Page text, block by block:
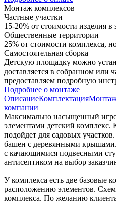
Монтаж комплексов
Частные участки
15-20% от стоимости изделия
Общественные территории
25% от стоимости комплекса,
Самостоятельная сборка
Детскую площадку можно
доставляется в собранном
предоставляем подробную
Подробнее о монтаже
ОписаниеКомплектация
компании
Максимально насыщенный
элементами детский
подойдет для садовых
башен с деревянными
с качающимися подвесными
антисептиком на выбор
У комплекса есть две базовые
расположению элементов.
комплекса. По желанию